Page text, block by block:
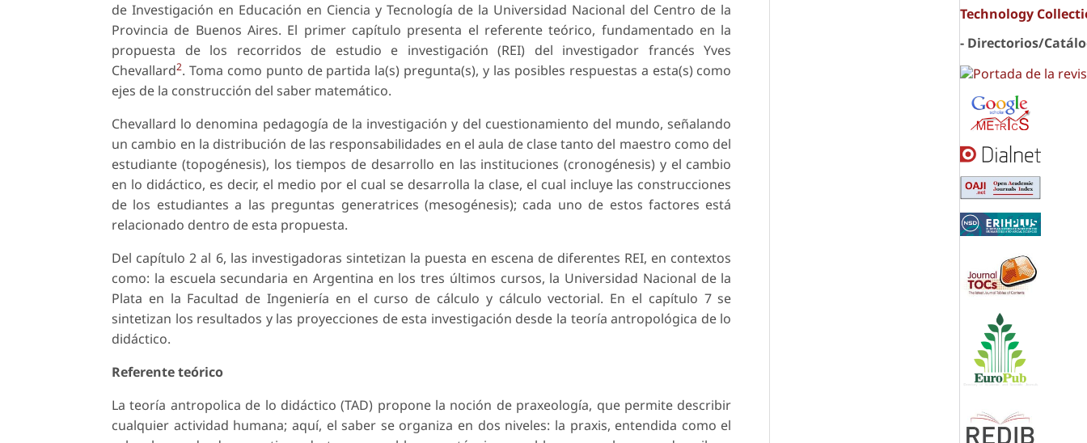
de Investigación en Educación en Ciencia y Tecnología de la Universidad Nacional del Centro de la
Provincia de Buenos Aires. El primer capítulo presenta el referente teórico, fundamentado en la
propuesta de los recorridos de estudio e investigación (REI) del investigador francés Yves
Chevallard2. Toma como punto de partida la(s) pregunta(s), y las posibles respuestas a esta(s) como
ejes de la construcción del saber matemático.
Chevallard lo denomina pedagogía de la investigación y del cuestionamiento del mundo, señalando
un cambio en la distribución de las responsabilidades en el aula de clase tanto del maestro como del
estudiante (topogénesis), los tiempos de desarrollo en las instituciones (cronogénesis) y el cambio
en lo didáctico, es decir, el medio por el cual se desarrolla la clase, el cual incluye las construcciones
de los estudiantes a las preguntas generatrices (mesogénesis); cada uno de estos factores está
relacionado dentro de esta propuesta.
Del capítulo 2 al 6, las investigadoras sintetizan la puesta en escena de diferentes REI, en contextos
como: la escuela secundaria en Argentina en los tres últimos cursos, la Universidad Nacional de la
Plata en la Facultad de Ingeniería en el curso de cálculo y cálculo vectorial. En el capítulo 7 se
sintetizan los resultados y las proyecciones de esta investigación desde la teoría antropológica de lo
didáctico.
Referente teórico
La teoría antropolica de lo didáctico (TAD) propo­ne la noción de praxeología, que permite describir
cualquier actividad humana; aquí, el saber se or­ganiza en dos niveles: la praxis, entendida como el
Technology
- Directorios/